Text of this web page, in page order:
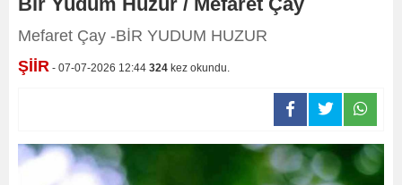
Mefaret Çay -BİR YUDUM HUZUR
ŞİİR - 07-07-2026 12:44 324 kez okundu.